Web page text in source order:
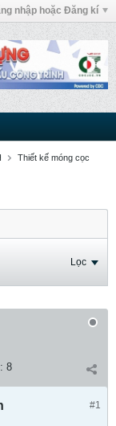
nhập hoặc Đăng kí
Thiết kế móng cọc
Lọc
8
#1